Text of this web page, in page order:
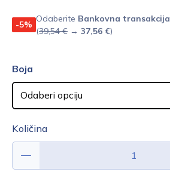
-5%
Odaberite Bankovna transakcija
(39,54 € → 37,56 €)
Boja
Količina